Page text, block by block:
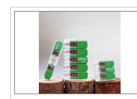
Text
Color
Caption